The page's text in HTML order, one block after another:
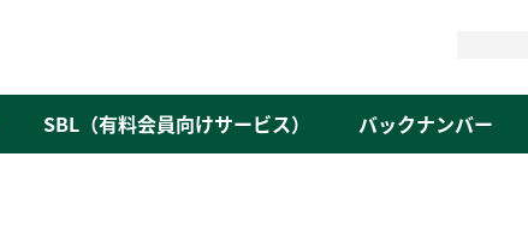
SBL（有料会員向けサービス） バックナンバー